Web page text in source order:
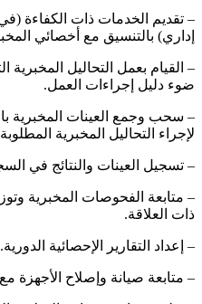
– تقديم الخدمات ذات الكفاءة
إداري) بالتنسيق مع أخصائي
– القيام بعمل التحاليل
ضوء دليل إجراءات العمل.
– سحب وجمع العينات المخبرية
لإجراء التحاليل المخبرية
– تسجيل العينات والنتائج في
– متابعة الفحوصات المخبرية
ذات العلاقة.
– إعداد التقارير الإحصائية الدورية.
– متابعة صيانة وإصلاح الأجهزة